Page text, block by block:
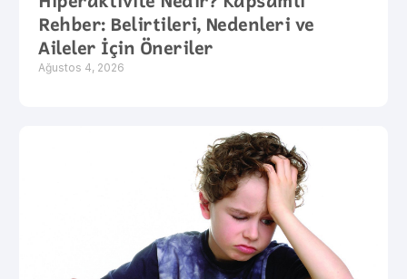
Rehber: Belirtileri, Nedenleri ve
Aileler İçin Öneriler
Ağustos 4, 2026